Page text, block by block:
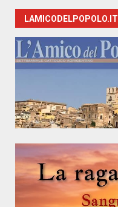
LAMICODELPOPOLO.IT